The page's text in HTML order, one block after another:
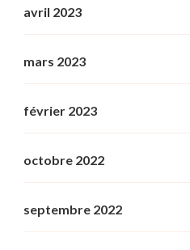
avril 2023
mars 2023
février 2023
octobre 2022
septembre 2022